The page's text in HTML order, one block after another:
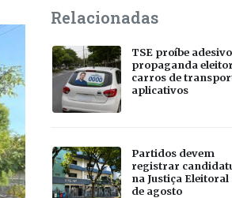
Relacionadas
TSE proíbe
propaganda
carros de
aplicativos
Partidos devem
registrar
na Justiça Eleitoral
de agosto